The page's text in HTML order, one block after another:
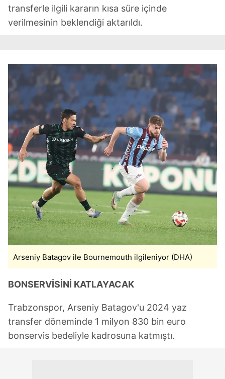
transferle ilgili kararın kısa süre içinde
verilmesinin beklendiği aktarıldı.
Arseniy Batagov ile Bournemouth ilgileniyor (DHA)
BONSERVİSİNİ KATLAYACAK
Trabzonspor, Arseniy Batagov'u 2024 yaz
transfer döneminde 1 milyon 830 bin euro
bonservis bedeliyle kadrosuna katmıştı.